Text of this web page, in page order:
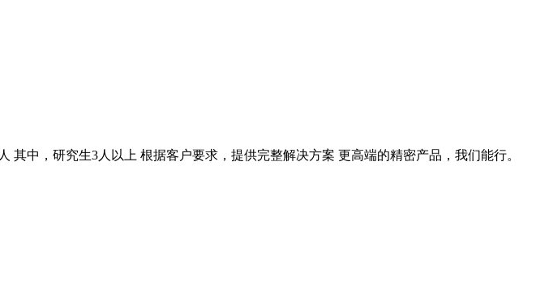
中，研究生3人以上 根据客户要求，提供完整解决方案 更高端的精密产品，我们能行。